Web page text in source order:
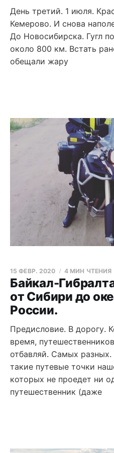
День третий. 1 июля.
Кемерово. И снова
До Новосибирска. Гугл
около 800 км. Встать
обещали жару
Байкал-
от Сибири до
России.
15 ФЕВР. 2020 4 МИН ЧТЕНИЯ
Предисловие. В дорогу.
время,
отбавляй. Самых
такие путевые точки
которых не проедет ни
путешественник (даже